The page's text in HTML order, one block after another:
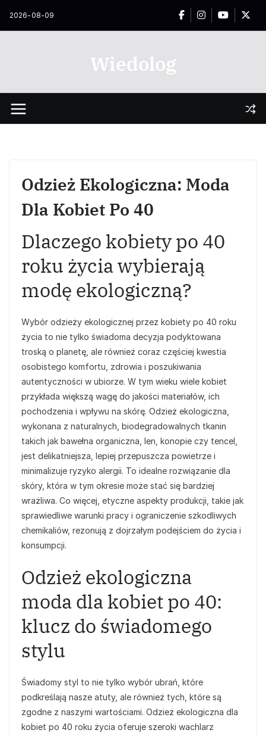
2026-08-09
Wiedolog
Odzież Ekologiczna: Moda
Dla Kobiet Po 40
Dlaczego kobiety po 40
roku życia wybierają
modę ekologiczną?
Wybór odzieży ekologicznej przez kobiety po 40 roku
życia to nie tylko świadoma decyzja podyktowana
troską o planetę, ale również coraz częściej kwestia
osobistego komfortu, zdrowia i poszukiwania
autentyczności w ubiorze. W tym wieku wiele kobiet
przykłada większą wagę do jakości materiałów, ich
pochodzenia i wpływu na skórę. Odzież ekologiczna,
wykonana z naturalnych, biodegradowalnych tkanin
takich jak bawełna organiczna, len, konopie czy tencel,
jest delikatniejsza, lepiej przepuszcza powietrze i
minimalizuje ryzyko alergii. To idealne rozwiązanie dla
skóry, która w tym okresie może stać się bardziej
wrażliwa. Co więcej, etyczne aspekty produkcji, takie jak
sprawiedliwe warunki pracy i ograniczenie szkodliwych
chemikaliów, rezonują z dojrzałym podejściem do życia i
konsumpcji.
Odzież ekologiczna
moda dla kobiet po 40:
klucz do świadomego
stylu
Świadomy styl to nie tylko wybór ubrań, które
podkreślają nasze atuty, ale również tych, które są
zgodne z naszymi wartościami. Odzież ekologiczna dla
kobiet po 40 roku życia oferuje szeroki wachlarz